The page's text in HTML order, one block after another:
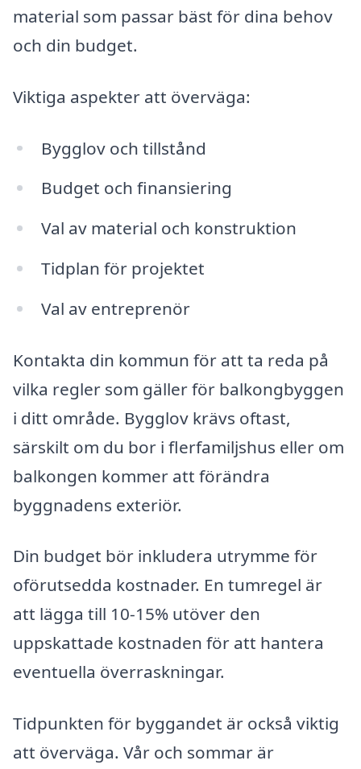
material som passar bäst för dina behov
och din budget.
Viktiga aspekter att överväga:
Bygglov och tillstånd
Budget och finansiering
Val av material och konstruktion
Tidplan för projektet
Val av entreprenör
Kontakta din kommun för att ta reda på
vilka regler som gäller för balkongbyggen
i ditt område. Bygglov krävs oftast,
särskilt om du bor i flerfamiljshus eller om
balkongen kommer att förändra
byggnadens exteriör.
Din budget bör inkludera utrymme för
oförutsedda kostnader. En tumregel är
att lägga till 10-15% utöver den
uppskattade kostnaden för att hantera
eventuella överraskningar.
Tidpunkten för byggandet är också viktig
att överväga. Vår och sommar är